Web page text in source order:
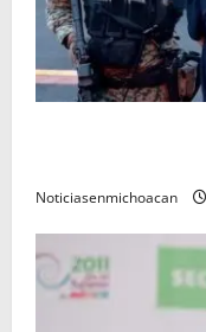
Noticiasenmichoacan